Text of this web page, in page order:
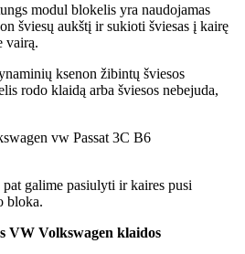
modul blokelis yra naudojamas
šviesų aukštį ir sukioti šviesas į kairę
vairą.
ksenon žibintų šviesos
rodo klaidą arba šviesos nebejuda,
vw Passat 3C B6
galime pasiulyti ir kaires pusi
bloka.
VW Volkswagen klaidos